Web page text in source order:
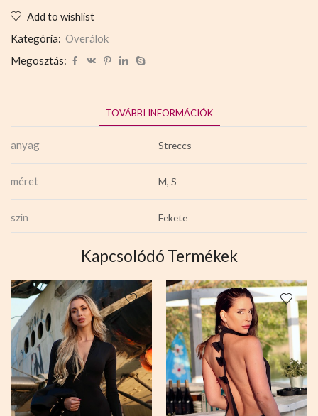
Add to wishlist
Kategória: Overálok
Megosztás:
TOVÁBBI INFORMÁCIÓK
anyag Streccs
méret M, S
szín Fekete
Kapcsolódó Termékek